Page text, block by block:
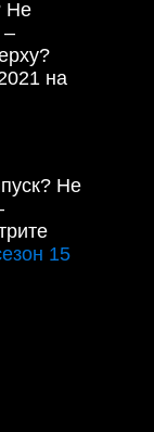
Не
–
на
Не
15